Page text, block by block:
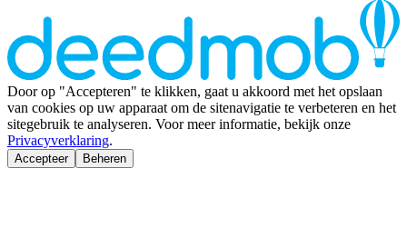
Door op "Accepteren" te klikken, gaat u akkoord met het opslaan
van cookies op uw apparaat om de sitenavigatie te verbeteren en het
sitegebruik te analyseren. Voor meer informatie, bekijk onze
Privacyverklaring.
Accepteer Beheren